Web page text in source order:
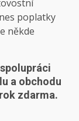
poplatky
někde
a obchodu
zdarma.